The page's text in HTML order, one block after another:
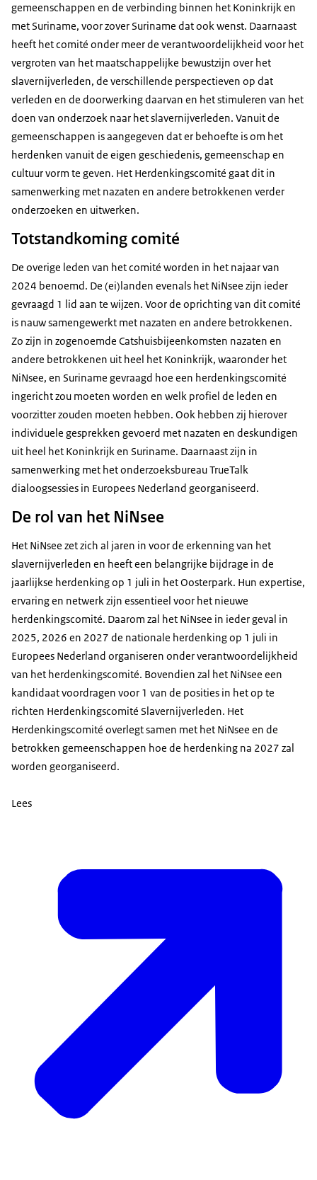
gemeenschappen en de verbinding binnen het Koninkrijk en
met Suriname, voor zover Suriname dat ook wenst. Daarnaast
heeft het comité onder meer de verantwoordelijkheid voor het
vergroten van het maatschappelijke bewustzijn over het
slavernijverleden, de verschillende perspectieven op dat
verleden en de doorwerking daarvan en het stimuleren van het
doen van onderzoek naar het slavernijverleden. Vanuit de
gemeenschappen is aangegeven dat er behoefte is om het
herdenken vanuit de eigen geschiedenis, gemeenschap en
cultuur vorm te geven. Het Herdenkingscomité gaat dit in
samenwerking met nazaten en andere betrokkenen verder
onderzoeken en uitwerken.
Totstandkoming comité
De overige leden van het comité worden in het najaar van
2024 benoemd. De (ei)landen evenals het NiNsee zijn ieder
gevraagd 1 lid aan te wijzen. Voor de oprichting van dit comité
is nauw samengewerkt met nazaten en andere betrokkenen.
Zo zijn in zogenoemde Catshuisbijeenkomsten nazaten en
andere betrokkenen uit heel het Koninkrijk, waaronder het
NiNsee, en Suriname gevraagd hoe een herdenkingscomité
ingericht zou moeten worden en welk profiel de leden en
voorzitter zouden moeten hebben. Ook hebben zij hierover
individuele gesprekken gevoerd met nazaten en deskundigen
uit heel het Koninkrijk en Suriname. Daarnaast zijn in
samenwerking met het onderzoeksbureau TrueTalk
dialoogsessies in Europees Nederland georganiseerd.
De rol van het NiNsee
Het NiNsee zet zich al jaren in voor de erkenning van het
slavernijverleden en heeft een belangrijke bijdrage in de
jaarlijkse herdenking op 1 juli in het Oosterpark. Hun expertise,
ervaring en netwerk zijn essentieel voor het nieuwe
herdenkingscomité. Daarom zal het NiNsee in ieder geval in
2025, 2026 en 2027 de nationale herdenking op 1 juli in
Europees Nederland organiseren onder verantwoordelijkheid
van het herdenkingscomité. Bovendien zal het NiNsee een
kandidaat voordragen voor 1 van de posities in het op te
richten Herdenkingscomité Slavernijverleden. Het
Herdenkingscomité overlegt samen met het NiNsee en de
betrokken gemeenschappen hoe de herdenking na 2027 zal
worden georganiseerd.
Lees